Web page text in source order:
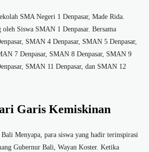
SMA Negeri 1 Denpasar, Made Rida.
Siswa SMAN 1 Denpasar. Bersama
SMAN 4 Denpasar, SMAN 5 Denpasar,
7 Denpasar, SMAN 8 Denpasar, SMAN 9
SMAN 11 Denpasar, dan SMAN 12
Garis Kemiskinan
Menyapa, para siswa yang hadir terinspirasi
Gubernur Bali, Wayan Koster. Ketika